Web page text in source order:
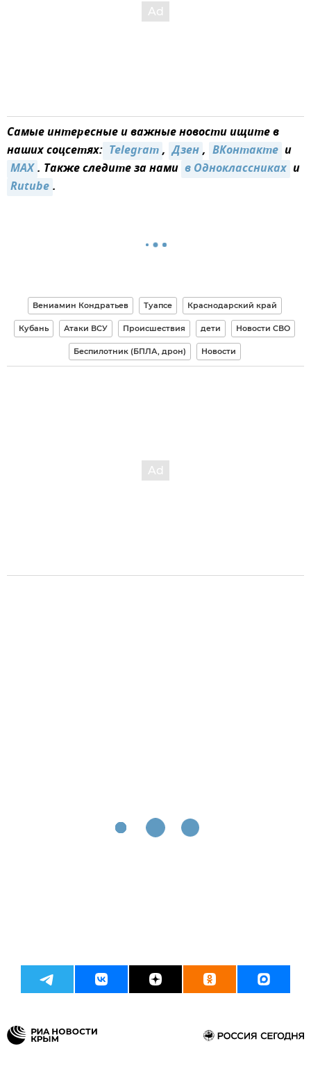
Самые интересные и важные новости ищите в
наших соцсетях: Telegram, Дзен, ВКонтакте и
MAX. Также следите за нами в Одноклассниках и
Rutube.
Вениамин Кондратьев Туапсе Краснодарский край
Кубань Атаки ВСУ Происшествия дети Новости СВО
Беспилотник (БПЛА, дрон) Новости